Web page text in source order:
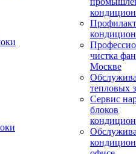
чистка
Москве
тепловых
Сервис
блоков